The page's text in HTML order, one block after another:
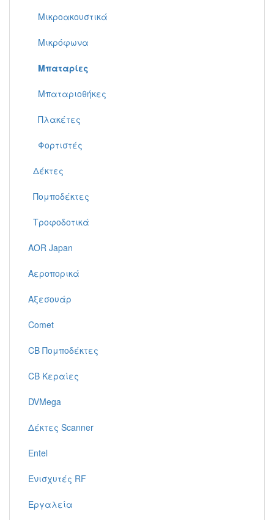
Μικροακουστικά
Μικρόφωνα
Μπαταρίες
Μπαταριοθήκες
Πλακέτες
Φορτιστές
Δέκτες
Πομποδέκτες
Τροφοδοτικά
AOR Japan
Αεροπορικά
Αξεσουάρ
Comet
CB Πομποδέκτες
CB Κεραίες
DVMega
Δέκτες Scanner
Entel
Ενισχυτές RF
Εργαλεία